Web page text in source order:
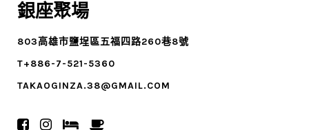
銀座聚場
803高雄市鹽埕區五福四路260巷8號
T+886-7-521-5360
TAKAOGINZA.38@GMAIL.COM